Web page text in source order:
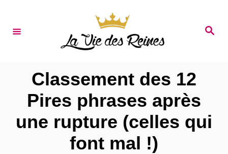
S
Classement des 12
Pires phrases après
une rupture (celles qui
font mal !)